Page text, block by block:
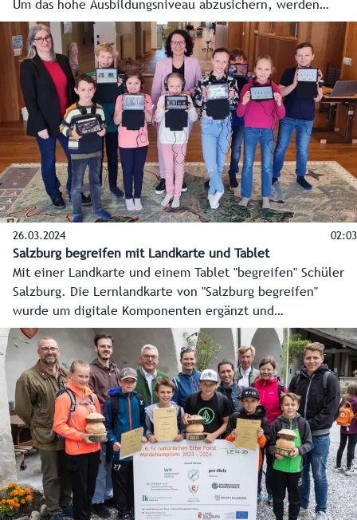
Um das hohe Ausbildungsniveau abzusichern, werden
derzeit zehn bis 15 neue Lehrkräfte für die
Landwirtschaftsschulen gesucht.
26.03.2024 02:03
Salzburg begreifen mit Landkarte und Tablet
Mit einer Landkarte und einem Tablet "begreifen" Schüler
Salzburg. Die Lernlandkarte von "Salzburg begreifen"
wurde um digitale Komponenten ergänzt und
praxistauglich umgesetzt. Das Land unterstützt das EdTech-
Forschungsprojekt seit 2022.